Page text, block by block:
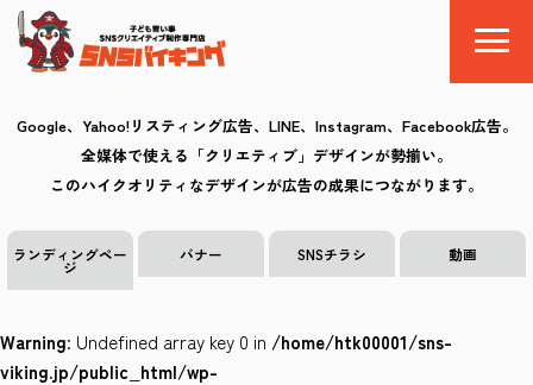
SNSバイキングとは
料金
制作の流れ
クリエイティブ
Google、Yahoo!リスティング広告、LINE、Instagram、Facebook広告。
全媒体で使える「クリエティブ」デザインが勢揃い。
このハイクオリティなデザインが広告の成果につながります。
ランディングペー
ジ
バナー SNSチラシ 動画
Warning: Undefined array key 0 in /home/htk00001/sns-
viking.jp/public_html/wp-